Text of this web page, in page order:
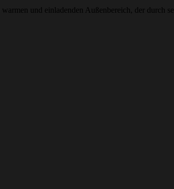
und einladenden Außenbereich, der